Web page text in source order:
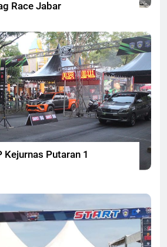
Race Jabar
Kejurnas Putaran 1